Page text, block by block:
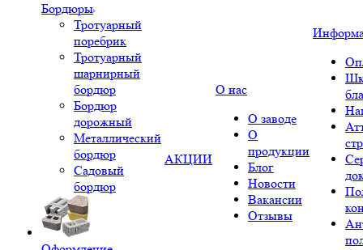
Бордюры
Тротуарный
поребрик
Тротуарный
шарнирный
бордюр
Бордюр
дорожный
Металлический
бордюр
Садовый
бордюр
АКЦИИ
О нас
О заводе
О
продукции
Блог
Новости
Вакансии
Отзывы